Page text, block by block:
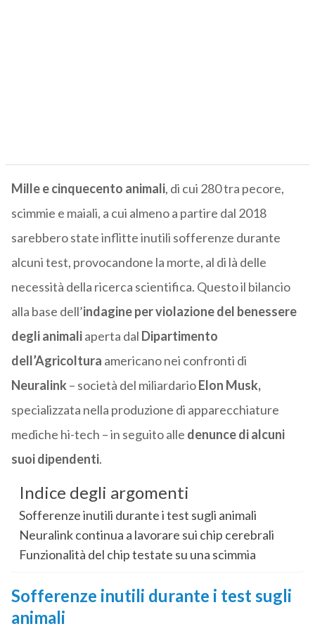
Mille e cinquecento animali, di cui 280 tra pecore,
scimmie e maiali, a cui almeno a partire dal 2018
sarebbero state inflitte inutili sofferenze durante
alcuni test, provocandone la morte, al di là delle
necessità della ricerca scientifica. Questo il bilancio
alla base dell’indagine per violazione del benessere
degli animaliaperta dal Dipartimento
dell’Agricoltura americano nei confronti di
Neuralink– società del miliardarioElon Musk,
specializzata nella produzione di apparecchiature
mediche hi-tech – in seguito alle denunce di alcuni
suoi dipendenti.
Indice degli argomenti
Sofferenze inutili durante i test sugli animali
Neuralink continua a lavorare sui chip cerebrali
Funzionalità del chip testate su una scimmia
Sofferenze inutili durante i test sugli
animali